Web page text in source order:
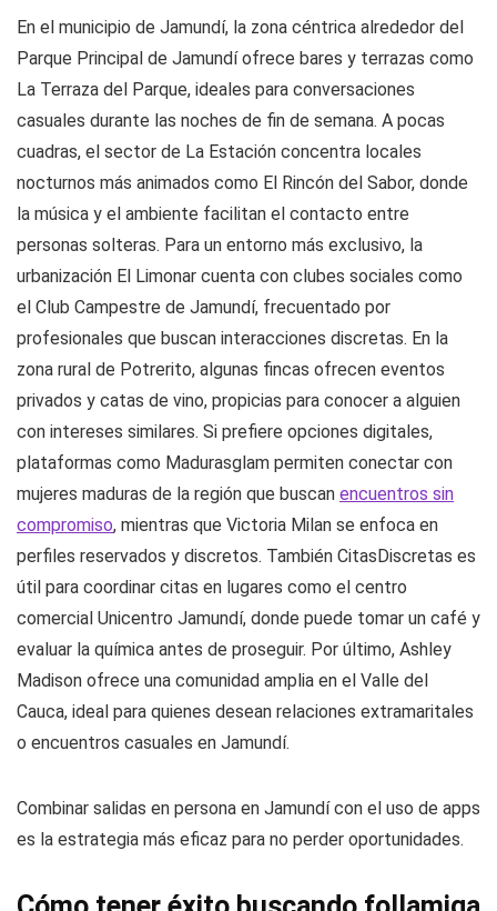
En el municipio de Jamundí, la zona céntrica alrededor del
Parque Principal de Jamundí ofrece bares y terrazas como
La Terraza del Parque, ideales para conversaciones
casuales durante las noches de fin de semana. A pocas
cuadras, el sector de La Estación concentra locales
nocturnos más animados como El Rincón del Sabor, donde
la música y el ambiente facilitan el contacto entre
personas solteras. Para un entorno más exclusivo, la
urbanización El Limonar cuenta con clubes sociales como
el Club Campestre de Jamundí, frecuentado por
profesionales que buscan interacciones discretas. En la
zona rural de Potrerito, algunas fincas ofrecen eventos
privados y catas de vino, propicias para conocer a alguien
con intereses similares. Si prefiere opciones digitales,
plataformas como Madurasglam permiten conectar con
mujeres maduras de la región que buscan encuentros sin
compromiso, mientras que Victoria Milan se enfoca en
perfiles reservados y discretos. También CitasDiscretas es
útil para coordinar citas en lugares como el centro
comercial Unicentro Jamundí, donde puede tomar un café y
evaluar la química antes de proseguir. Por último, Ashley
Madison ofrece una comunidad amplia en el Valle del
Cauca, ideal para quienes desean relaciones extramaritales
o encuentros casuales en Jamundí.
Combinar salidas en persona en Jamundí con el uso de apps
es la estrategia más eficaz para no perder oportunidades.